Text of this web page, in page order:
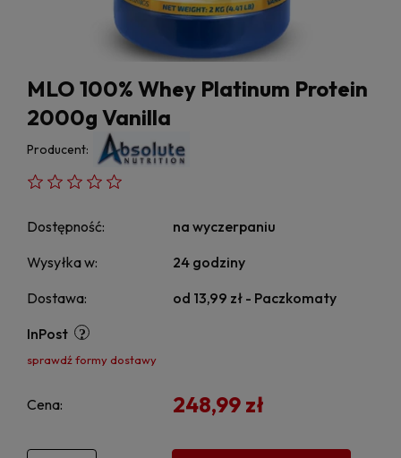
MLO 100% Whey Platinum Protein
2000g Vanilla
Producent:
Dostępność:
na wyczerpaniu
Wysyłka w:
24 godziny
Dostawa:
od 13,99 zł - Paczkomaty
InPost
sprawdź formy dostawy
Cena: 248,99 zł